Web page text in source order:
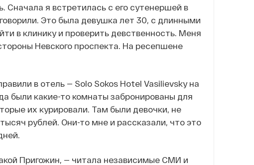
Сначала я встретилась с его сутенершей в
Это была девушка лет 30, с длинными
в клинику и проверить девственность. Меня
Невского проспекта. На ресепшене
в отель — Solo Sokos Hotel Vasilievsky на
были какие-то комнаты забронированы для
их курировали. Там были девочки, не
рублей. Они-то мне и рассказали, что это
Пригожин, — читала независимые СМИ и